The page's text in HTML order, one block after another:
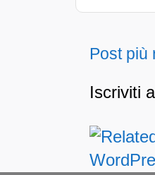
Post più
Iscriviti